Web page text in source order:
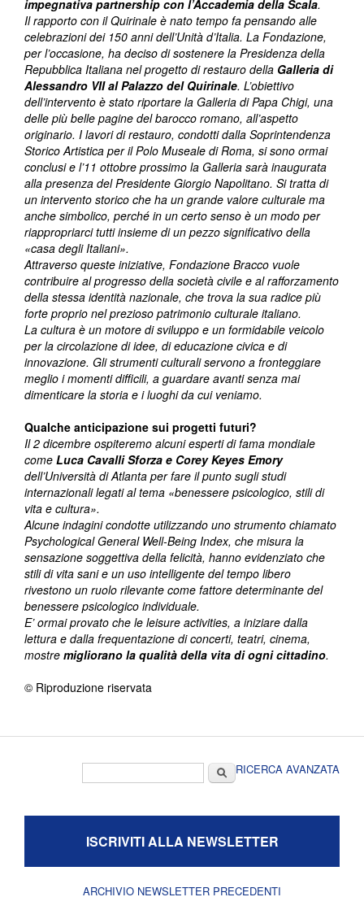
impegnativa partnership con l’Accademia della Scala.
Il rapporto con il Quirinale è nato tempo fa pensando alle
celebrazioni dei 150 anni dell’Unità d’Italia. La Fondazione,
per l’occasione, ha deciso di sostenere la Presidenza della
Repubblica Italiana nel progetto di restauro della Galleria di
Alessandro VII al Palazzo del Quirinale. L’obiettivo
dell’intervento è stato riportare la Galleria di Papa Chigi, una
delle più belle pagine del barocco romano, all’aspetto
originario. I lavori di restauro, condotti dalla Soprintendenza
Storico Artistica per il Polo Museale di Roma, si sono ormai
conclusi e l’11 ottobre prossimo la Galleria sarà inaugurata
alla presenza del Presidente Giorgio Napolitano. Si tratta di
un intervento storico che ha un grande valore culturale ma
anche simbolico, perché in un certo senso è un modo per
riappropriarci tutti insieme di un pezzo significativo della
«casa degli Italiani».
Attraverso queste iniziative, Fondazione Bracco vuole
contribuire al progresso della società civile e al rafforzamento
della stessa identità nazionale, che trova la sua radice più
forte proprio nel prezioso patrimonio culturale italiano.
La cultura è un motore di sviluppo e un formidabile veicolo
per la circolazione di idee, di educazione civica e di
innovazione. Gli strumenti culturali servono a fronteggiare
meglio i momenti difficili, a guardare avanti senza mai
dimenticare la storia e i luoghi da cui veniamo.
Qualche anticipazione sui progetti futuri?
Il 2 dicembre ospiteremo alcuni esperti di fama mondiale
come Luca Cavalli Sforza e Corey Keyes Emory
dell’Università di Atlanta per fare il punto sugli studi
internazionali legati al tema «benessere psicologico, stili di
vita e cultura».
Alcune indagini condotte utilizzando uno strumento chiamato
Psychological General Well-Being Index, che misura la
sensazione soggettiva della felicità, hanno evidenziato che
stili di vita sani e un uso intelligente del tempo libero
rivestono un ruolo rilevante come fattore determinante del
benessere psicologico individuale.
E’ ormai provato che le leisure activities, a iniziare dalla
lettura e dalla frequentazione di concerti, teatri, cinema,
mostre migliorano la qualità della vita di ogni cittadino.
© Riproduzione riservata
CercaRICERCA AVANZATA
ISCRIVITI ALLA NEWSLETTER
ARCHIVIO NEWSLETTER PRECEDENTI